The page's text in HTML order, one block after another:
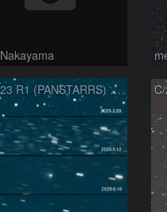
C/2023 R1 (PANSTARRS) の変化